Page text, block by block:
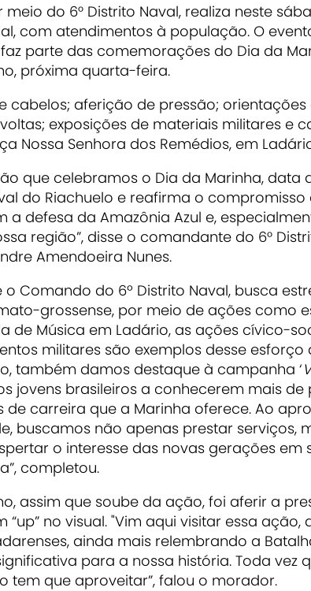
do 6° Distrito Naval, realiza neste
com atendimentos à população. O
faz parte das comemorações do Dia da
próxima quarta-feira.
cabelos; aferição de pressão; orientações
exposições de materiais militares e
Nossa Senhora dos Remédios, em
que celebramos o Dia da Marinha, data
do Riachuelo e reafirma o compromisso
a defesa da Amazônia Azul e,
região”, disse o comandante do 6°
Amendoeira Nunes.
Comando do 6º Distrito Naval, busca
grossense, por meio de ações como
de Música em Ladário, as ações cívico-
militares são exemplos desse esforço
também damos destaque à campanha ‘
jovens brasileiros a conhecerem mais de
de carreira que a Marinha oferece. Ao
buscamos não apenas prestar serviços,
o interesse das novas gerações em
completou.
assim que soube da ação, foi aferir a
no visual. "Vim aqui visitar essa ação,
ainda mais relembrando a
para a nossa história. Toda vez
tem que aproveitar”, falou o morador.